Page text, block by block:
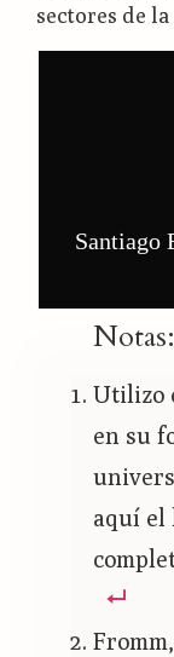
sectores de
Santiago
Notas:
Utilizo
en su
aquí el